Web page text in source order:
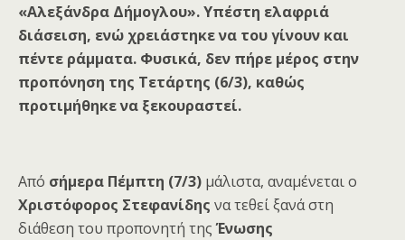
«Αλεξάνδρα Δήμογλου». Υπέστη ελαφριά
διάσειση, ενώ χρειάστηκε να του γίνουν και
πέντε ράμματα. Φυσικά, δεν πήρε μέρος στην
προπόνηση της Τετάρτης (6/3), καθώς
προτιμήθηκε να ξεκουραστεί.
Από σήμερα Πέμπτη (7/3) μάλιστα, αναμένεται ο
Χριστόφορος Στεφανίδης να τεθεί ξανά στη
διάθεση του προπονητή τηςΈνωσης